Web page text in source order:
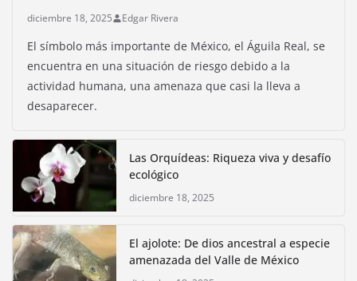
diciembre 18, 2025 Edgar Rivera
El símbolo más importante de México, el Águila Real, se
encuentra en una situación de riesgo debido a la
actividad humana, una amenaza que casi la lleva a
desaparecer.
Las Orquídeas: Riqueza viva y desafío
ecológico
diciembre 18, 2025
El ajolote: De dios ancestral a especie
amenazada del Valle de México